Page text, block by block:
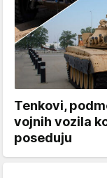
Tenkovi,
vojnih vozila
poseduju